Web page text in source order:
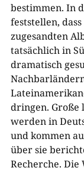
bestimmen. In
feststellen,
zugesandten
tatsächlich in
dramatisch
dringen. Große
werden in
und kommen
über sie
Recherche.